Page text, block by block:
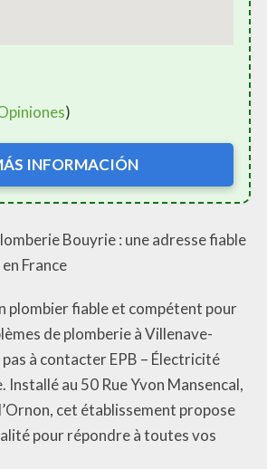
)
INFORMACIÓN
Bouyrie : une adresse fiable
France
plombier fiable et compétent pour
de plomberie à Villenave-
pas à contacter EPB – Électricité
Installé au 50 Rue Yvon Mansencal,
cet établissement propose
pour répondre à toutes vos